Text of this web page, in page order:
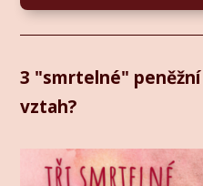
3 "smrtelné"
vztah?